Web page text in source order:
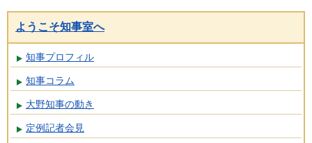
ようこそ知事室へ
知事プロフィル
知事コラム
大野知事の動き
定例記者会見